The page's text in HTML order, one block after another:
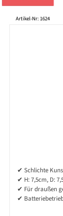
Artikel-Nr: 1624
✔ Schlichte
✔ H: 7,5cm, D:
✔ Für draußen
✔